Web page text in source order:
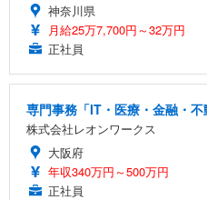
神奈川県
月給25万7,700円～32万円
正社員
専門事務「IT・医療・金融・不
株式会社レオンワークス
大阪府
年収340万円～500万円
正社員